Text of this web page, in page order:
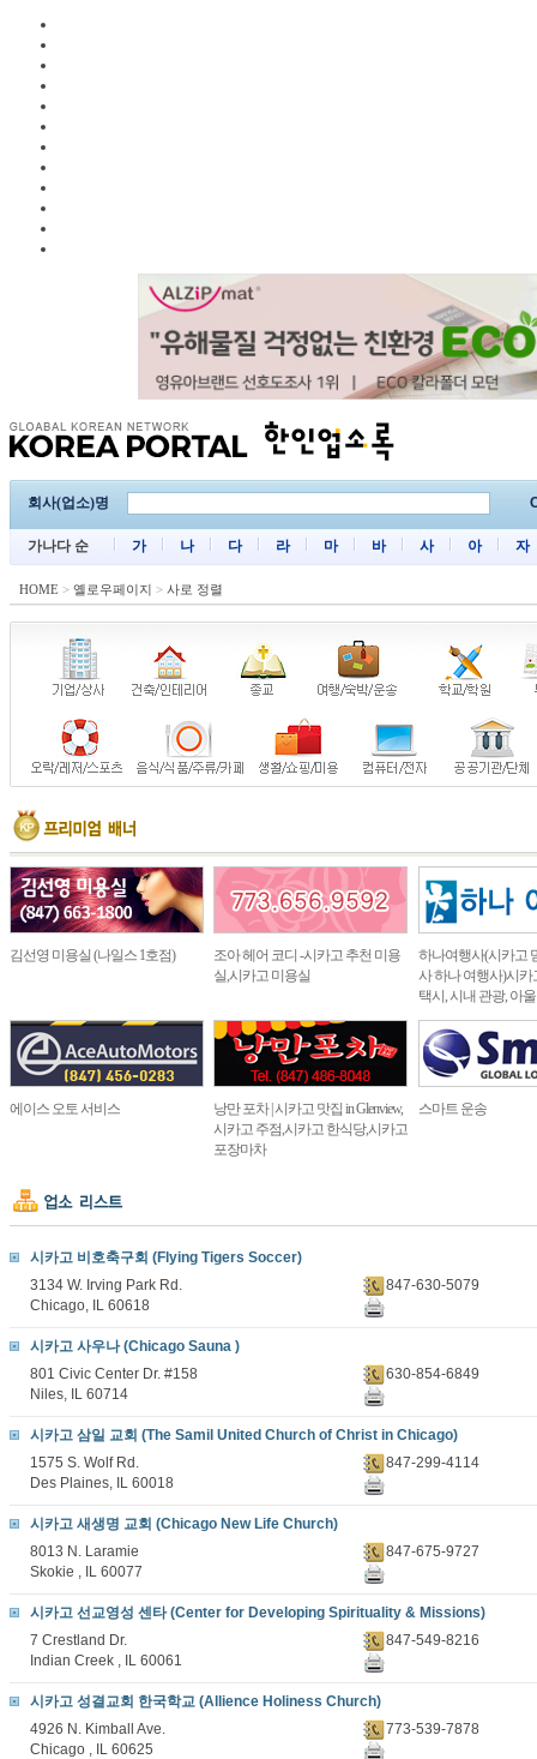
회사(업소)명
가나다 순 가 나 다 라 마 바 사 아 자
HOME > 옐로우페이지 > 사로 정렬
김선영 미용실 (나일스 1호점)
조아 헤어 코디 -시카고 추천 미용
실,시카고 미용실
하나여행사(시카고
사 하나 여행사)시카
택시, 시내 관광, 아
에이스 오토 서비스
낭만 포차 | 시카고 맛집 in Glenview,
시카고 주점,시카고 한식당,시카고
포장마차
스마트 운송
시카고 비호축구회 (Flying Tigers Soccer)
3134 W. Irving Park Rd.
Chicago, IL 60618
847-630-5079
시카고 사우나 (Chicago Sauna )
801 Civic Center Dr. #158
Niles, IL 60714
630-854-6849
시카고 삼일 교회 (The Samil United Church of Christ in Chicago)
1575 S. Wolf Rd.
Des Plaines, IL 60018
847-299-4114
시카고 새생명 교회 (Chicago New Life Church)
8013 N. Laramie
Skokie , IL 60077
847-675-9727
시카고 선교영성 센타 (Center for Developing Spirituality & Missions)
7 Crestland Dr.
Indian Creek , IL 60061
847-549-8216
시카고 성결교회 한국학교 (Allience Holiness Church)
4926 N. Kimball Ave.
Chicago , IL 60625
773-539-7878